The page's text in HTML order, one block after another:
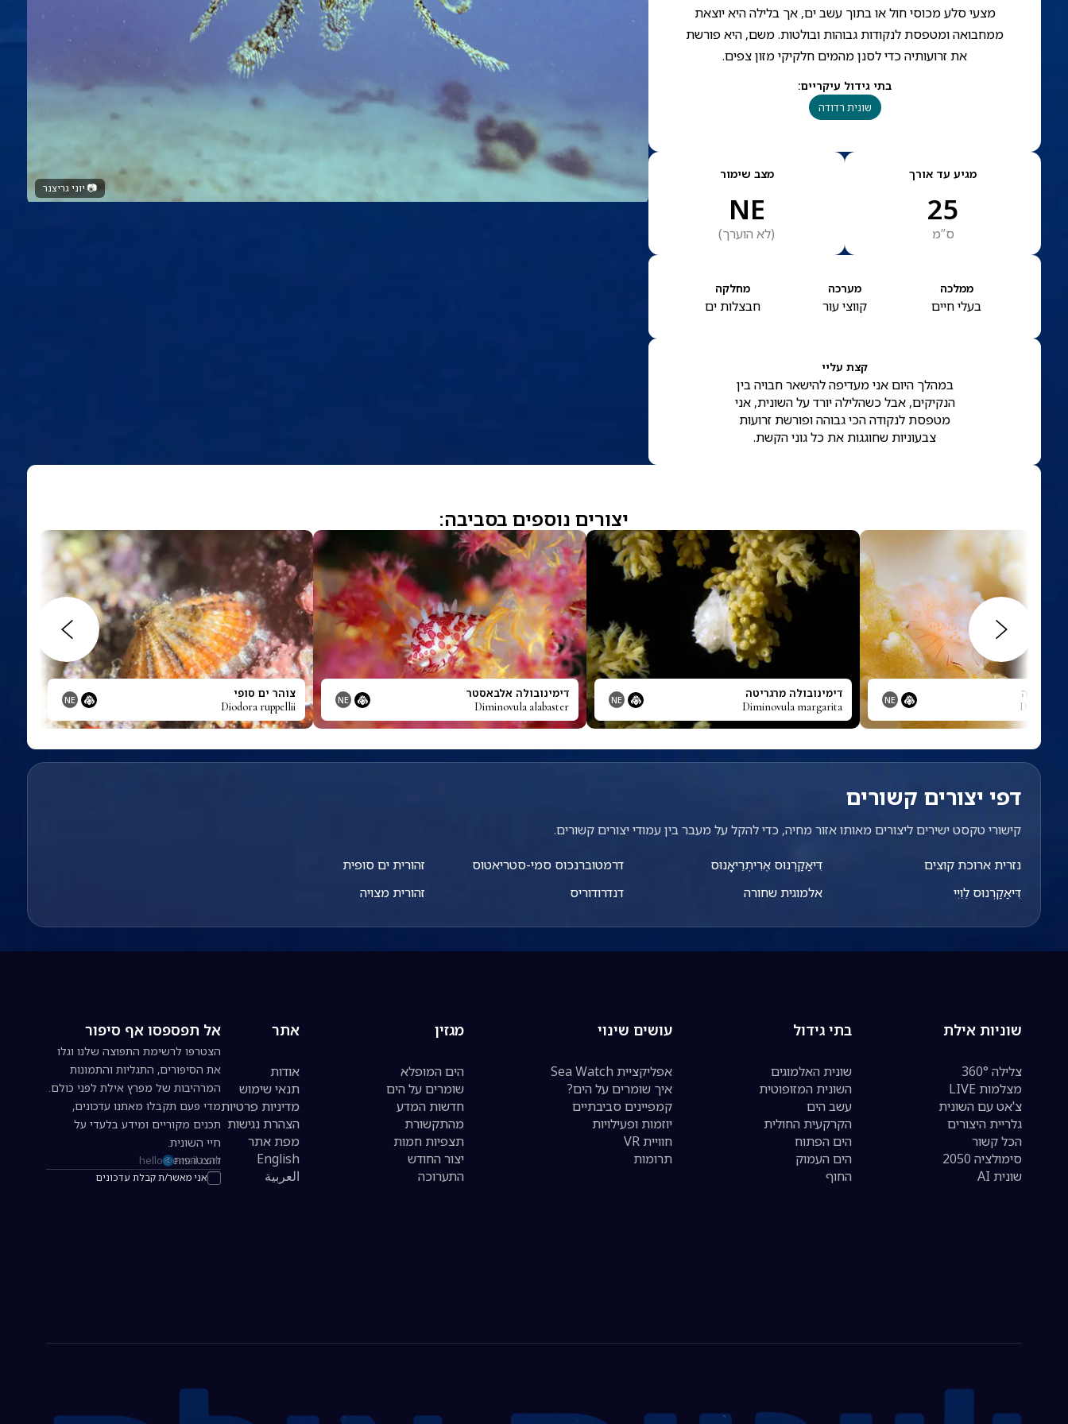
📷 יוני גריצנר
מצעי סלע מכוסי חול או בתוך עשב ים, אך בלילה היא יוצאת
ממחבואה ומטפסת לנקודות גבוהות ובולטות. משם, היא פורשת
את זרועותיה כדי לסנן מהמים חלקיקי מזון צפים.
בתי גידול עיקריים:
שונית רדודה
מגיע עד אורך
25
ס”מ
מצב שימור
NE
(לא הוערך)
ממלכה
בעלי חיים
מערכה
קווצי עור
מחלקה
חבצלות ים
קצת עליי
במהלך היום אני מעדיפה להישאר חבויה בין
הנקיקים, אבל כשהלילה יורד על השונית, אני
מטפסת לנקודה הכי גבוהה ופורשת זרועות
צבעוניות שחוגגות את כל גוני הקשת.
יצורים נוספים בסביבה:
קונסינה NE דימינובולה מרגריטה
Diminovula margarita
NE דימינובולה אלבאסטר
Diminovula alabaster
NE צוהר ים סופי
Diodora ruppellii
NE
דפי יצורים קשורים
קישורי טקסט ישירים ליצורים מאותו אזור מחיה, כדי להקל על מעבר בין עמודי יצורים קשורים.
נזרית ארוכת קוצים
דִּיאַקַרְנוּס לֵוִיִי
דִּיאַקַרְנוּס אֶרִיתְרֵיאָנוּס
אלמוגית שחורה
דרמטוברנכוס סמי-סטריאטוס
דנדרודוריס
זהורית ים סופית
זהורית מצויה
שוניות אילת
צלילה 360°
מצלמות LIVE
צ'אט עם השונית
גלריית היצורים
הכל קשור
סימולציה 2050
שונית AI
בתי גידול
שונית האלמוגים
השונית המזופוטית
עשב הים
הקרקעית החולית
הים הפתוח
הים העמוק
החוף
עושים שינוי
אפליקציית Sea Watch
איך שומרים על הים?
קמפיינים סביבתיים
יוזמות ופעילויות
חוויית VR
תרומות
מגזין
הים המופלא
שומרים על הים
חדשות המדע
מהתקשורת
תצפיות חמות
יצור החודש
התערוכה
אתר
אודות
תנאי שימוש
מדיניות פרטיות
הצהרת נגישות
מפת אתר
English
العربية
אל תפספסו אף סיפור
הצטרפו לרשימת התפוצה שלנו וגלו
את הסיפורים, התגליות והתמונות
המרהיבות של מפרץ אילת לפני כולם.
מדי פעם תקבלו מאתנו עדכונים,
תכנים מקוריים ומידע בלעדי על
חיי השונית.
כתובת אימייל להרשמה לניוזלטר
אני מאשר/ת קבלת עדכונים
להצטרפות